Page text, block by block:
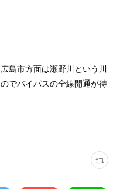
島市方面は瀬野川という川
でバイパスの全線開通が待